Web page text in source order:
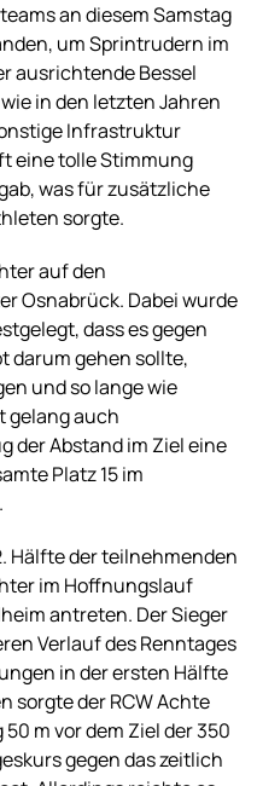
an diesem Samstag
um Sprintrudern im
ausrichtende Bessel
in den letzten Jahren
Infrastruktur
eine tolle Stimmung
was für zusätzliche
sorgte.
auf den
Osnabrück. Dabei wurde
dass es gegen
darum gehen sollte,
und so lange wie
gelang auch
der Abstand im Ziel eine
Platz 15 im
Hälfte der teilnehmenden
im Hoffnungslauf
antreten. Der Sieger
Verlauf des Renntages
in der ersten Hälfte
sorgte der RCW Achte
m vor dem Ziel der 350
gegen das zeitlich